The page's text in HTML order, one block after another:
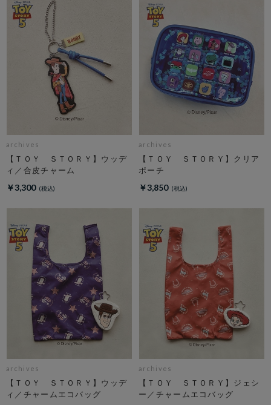
archives
【ＴＯＹ ＳＴＯＲＹ】ウッデ
ィ／合皮チャーム
￥3,300
archives
【ＴＯＹ ＳＴＯＲＹ】クリア
ポーチ
￥3,850
archives
【ＴＯＹ ＳＴＯＲＹ】ウッデ
ィ／チャームエコバッグ
archives
【ＴＯＹ ＳＴＯＲＹ】ジェシ
ー／チャームエコバッグ